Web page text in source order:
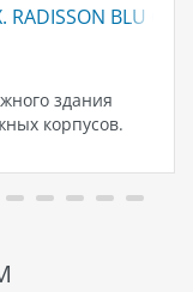
RADISSON BLU
здания
корпусов.